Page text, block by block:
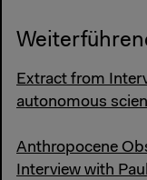
Extract from
autonomous
Anthropocene
Interview with